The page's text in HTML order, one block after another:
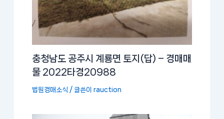
충청남도 공주시 계룡면 토지(답) – 경매매
물 2022타경20988
법원경매소식 / 글쓴이rauction